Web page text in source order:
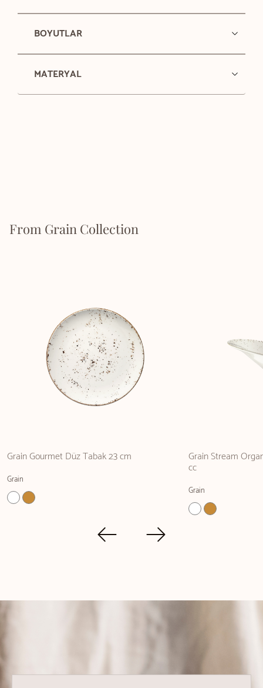
BOYUTLAR
MATERYAL
From Grain Collection
Grain Gourmet Düz Tabak 23 cm
Grain
Grain Stream
cc
Grain